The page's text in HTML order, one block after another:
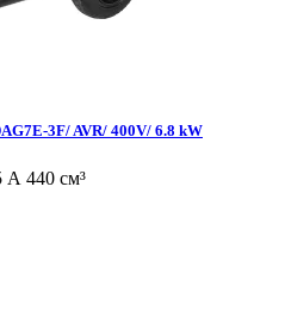
3F/ AVR/ 400V/ 6.8 kW
А 440 см³